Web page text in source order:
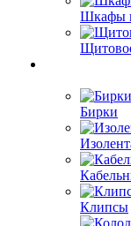
Шкафы
Бирки
Клипсы